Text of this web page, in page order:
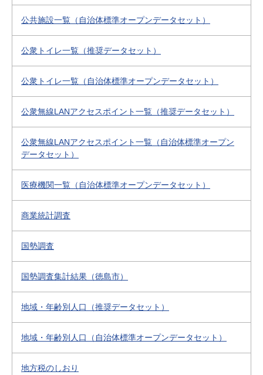
公共施設一覧（自治体標準オープンデータセット）
公衆トイレ一覧（推奨データセット）
公衆トイレ一覧（自治体標準オープンデータセット）
公衆無線LANアクセスポイント一覧（推奨データセット）
公衆無線LANアクセスポイント一覧（自治体標準オープン
データセット）
医療機関一覧（自治体標準オープンデータセット）
商業統計調査
国勢調査
国勢調査集計結果（徳島市）
地域・年齢別人口（推奨データセット）
地域・年齢別人口（自治体標準オープンデータセット）
地方税のしおり